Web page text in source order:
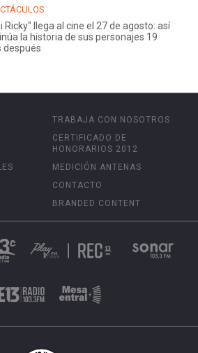
Ricky" llega al cine el 27 de agosto: así
la historia de sus personajes 19
después
TRABAJA CON NOSOTROS
CERTIFICADO DE
HONORARIOS 2012
MEDICIÓN ANTENAS
CONTACTO
BRANDED CONTENT